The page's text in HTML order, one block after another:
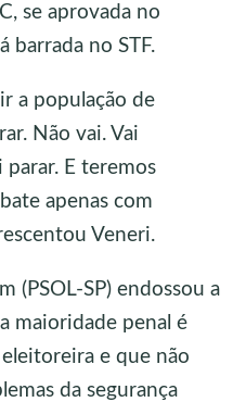
se aprovada no
barrada no STF.
a população de
Não vai. Vai
parar. E teremos
apenas com
Veneri.
(PSOL-SP) endossou a
maioridade penal é
e que não
da segurança